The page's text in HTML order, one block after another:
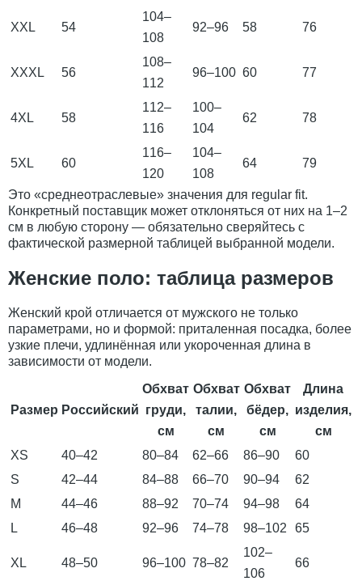
XXL 54
104–
108
92–96 58 76
XXXL 56
108–
112
96–100 60 77
4XL 58
112–
116
100–
104
62 78
5XL 60
116–
120
104–
108
64 79
Это «среднеотраслевые» значения для regular fit.
Конкретный поставщик может отклоняться от них на 1–2
см в любую сторону — обязательно сверяйтесь с
фактической размерной таблицей выбранной модели.
Женские поло: таблица размеров
Женский крой отличается от мужского не только
параметрами, но и формой: приталенная посадка, более
узкие плечи, удлинённая или укороченная длина в
зависимости от модели.
Размер Российский
Обхват
груди,
см
Обхват
талии,
см
Обхват
бёдер,
см
Длина
изделия,
см
XS
40–42 80–84 62–66 86–90
60
S
42–44 84–88 66–70 90–94
62
M
44–46 88–92 70–74 94–98
64
L
46–48 92–96 74–78 98–102 65
XL 48–50 96–100 78–82
102–
106
66